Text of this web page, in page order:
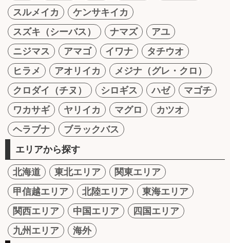
スルメイカ
ケンサキイカ
スズキ（シーバス）
ナマズ
アユ
ニジマス
アマゴ イワナ
タチウオ
ヒラメ
アオリイカ
メジナ（グレ・クロ）
クロダイ（チヌ）
シロギス ハゼ
マゴチ
ワカサギ
ヤリイカ マグロ
カツオ
ヘラブナ
ブラックバス
エリアから探す
北海道 東北エリア
関東エリア
甲信越エリア
北陸エリア
東海エリア
関西エリア
中国エリア
四国エリア
九州エリア
海外